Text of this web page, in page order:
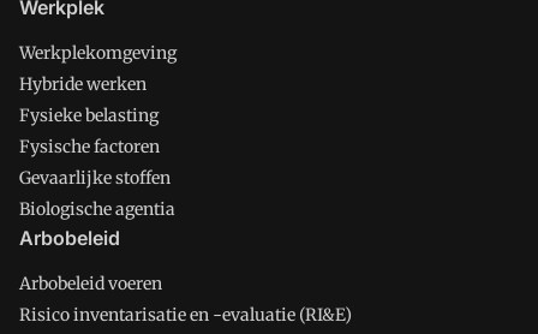
Werkplek
Werkplekomgeving
Hybride werken
Fysieke belasting
Fysische factoren
Gevaarlijke stoffen
Biologische agentia
Arbobeleid
Arbobeleid voeren
Risico inventarisatie en -evaluatie (RI&E)